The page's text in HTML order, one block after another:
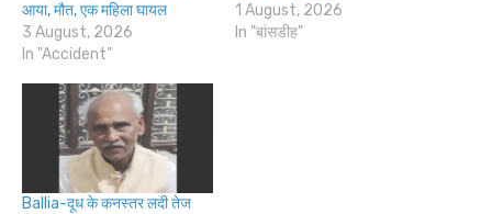
आया, मौत, एक महिला घायल
3 August, 2026
In "Accident"
1 August, 2026
In "बांसडीह"
Ballia-दूध के कनस्तर लदी तेज